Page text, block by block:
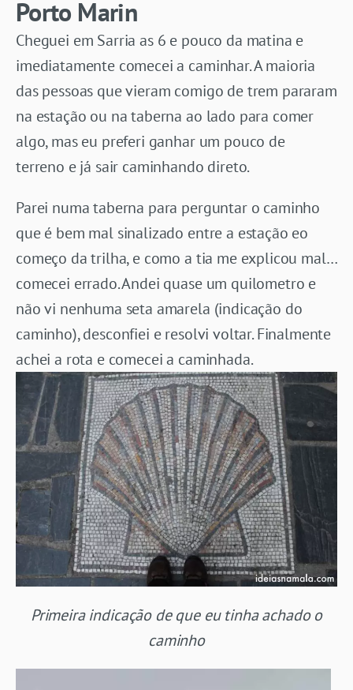
Porto Marin
Cheguei em Sarria as 6 e pouco da matina e
imediatamente comecei a caminhar. A maioria
das pessoas que vieram comigo de trem pararam
na estação ou na taberna ao lado para comer
algo, mas eu preferi ganhar um pouco de
terreno e já sair caminhando direto.
Parei numa taberna para perguntar o caminho
que é bem mal sinalizado entre a estação eo
começo da trilha, e como a tia me explicou mal…
comecei errado. Andei quase um quilometro e
não vi nenhuma seta amarela (indicação do
caminho), desconfiei e resolvi voltar. Finalmente
achei a rota e comecei a caminhada.
Primeira indicação de que eu tinha achado o
caminho